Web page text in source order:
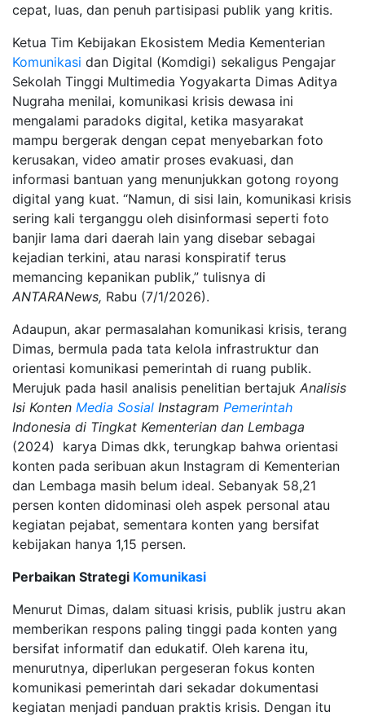
cepat, luas, dan penuh partisipasi publik yang kritis.
Ketua Tim Kebijakan Ekosistem Media Kementerian
Komunikasi dan Digital (Komdigi) sekaligus Pengajar
Sekolah Tinggi Multimedia Yogyakarta Dimas Aditya
Nugraha menilai, komunikasi krisis dewasa ini
mengalami paradoks digital, ketika masyarakat
mampu bergerak dengan cepat menyebarkan foto
kerusakan, video amatir proses evakuasi, dan
informasi bantuan yang menunjukkan gotong royong
digital yang kuat. “Namun, di sisi lain, komunikasi krisis
sering kali terganggu oleh disinformasi seperti foto
banjir lama dari daerah lain yang disebar sebagai
kejadian terkini, atau narasi konspiratif terus
memancing kepanikan publik,” tulisnya di
ANTARANews, Rabu (7/1/2026).
Adaupun, akar permasalahan komunikasi krisis, terang
Dimas, bermula pada tata kelola infrastruktur dan
orientasi komunikasi pemerintah di ruang publik.
Merujuk pada hasil analisis penelitian bertajuk Analisis
Isi Konten Media Sosial Instagram Pemerintah
Indonesia di Tingkat Kementerian dan Lembaga
(2024) karya Dimas dkk, terungkap bahwa orientasi
konten pada seribuan akun Instagram di Kementerian
dan Lembaga masih belum ideal. Sebanyak 58,21
persen konten didominasi oleh aspek personal atau
kegiatan pejabat, sementara konten yang bersifat
kebijakan hanya 1,15 persen.
Perbaikan Strategi Komunikasi
Menurut Dimas, dalam situasi krisis, publik justru akan
memberikan respons paling tinggi pada konten yang
bersifat informatif dan edukatif. Oleh karena itu,
menurutnya, diperlukan pergeseran fokus konten
komunikasi pemerintah dari sekadar dokumentasi
kegiatan menjadi panduan praktis krisis. Dengan itu